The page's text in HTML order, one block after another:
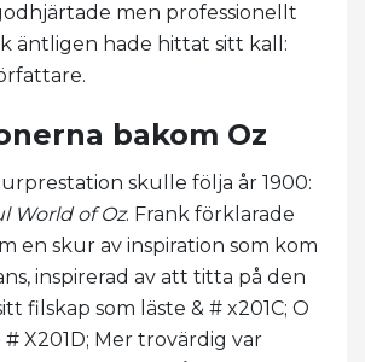
men professionellt
äntligen hade hittat sitt kall:
bakom Oz
skulle följa år 1900:
World of Oz. Frank förklarade
en skur av inspiration som kom
inspirerad av att titta på den
filskap som läste & # x201C; O
# X201D; Mer trovärdig var